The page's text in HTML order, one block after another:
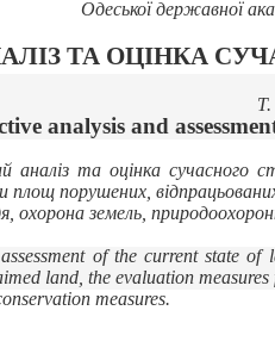
Одеської державної
ТА ОЦІНКА
analysis and
аналіз та оцінка сучасного
площ порушених,
охорона земель,
of the current state
land, the evaluation
measures.